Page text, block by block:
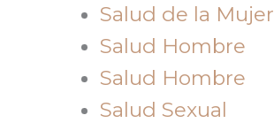
Salud de la Mujer
Salud Hombre
Salud Hombre
Salud Sexual